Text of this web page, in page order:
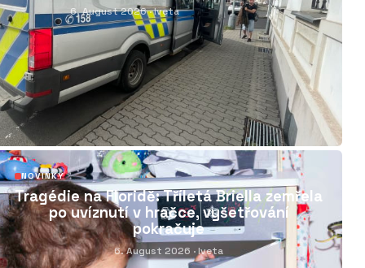
6. August 2026· Iveta
06
NOVINKY
Tragédie na Floridě: Tříletá Briella zemřela
po uvíznutí v hračce, vyšetřování
pokračuje
6. August 2026 · Iveta